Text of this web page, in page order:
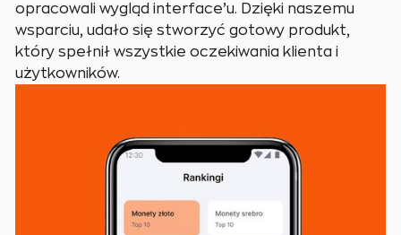
opracowali wygląd interface’u. Dzięki naszemu
wsparciu, udało się stworzyć gotowy produkt,
który spełnił wszystkie oczekiwania klienta i
użytkowników.